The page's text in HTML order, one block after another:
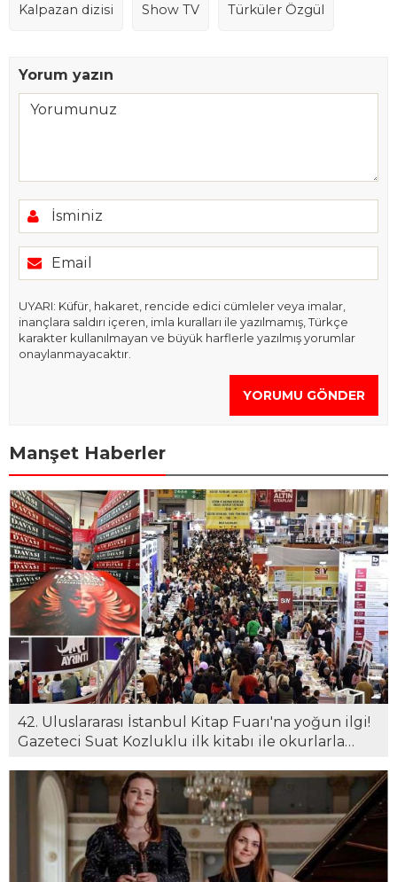
Kalpazan dizisi Show TV Türküler Özgül
Yorum yazın
UYARI: Küfür, hakaret, rencide edici cümleler veya imalar,
inançlara saldırı içeren, imla kuralları ile yazılmamış, Türkçe
karakter kullanılmayan ve büyük harflerle yazılmış yorumlar
onaylanmayacaktır.
YORUMU GÖNDER
Manşet Haberler
42. Uluslararası İstanbul Kitap Fuarı'na yoğun ilgi!
Gazeteci Suat Kozluklu ilk kitabı ile okurlarla